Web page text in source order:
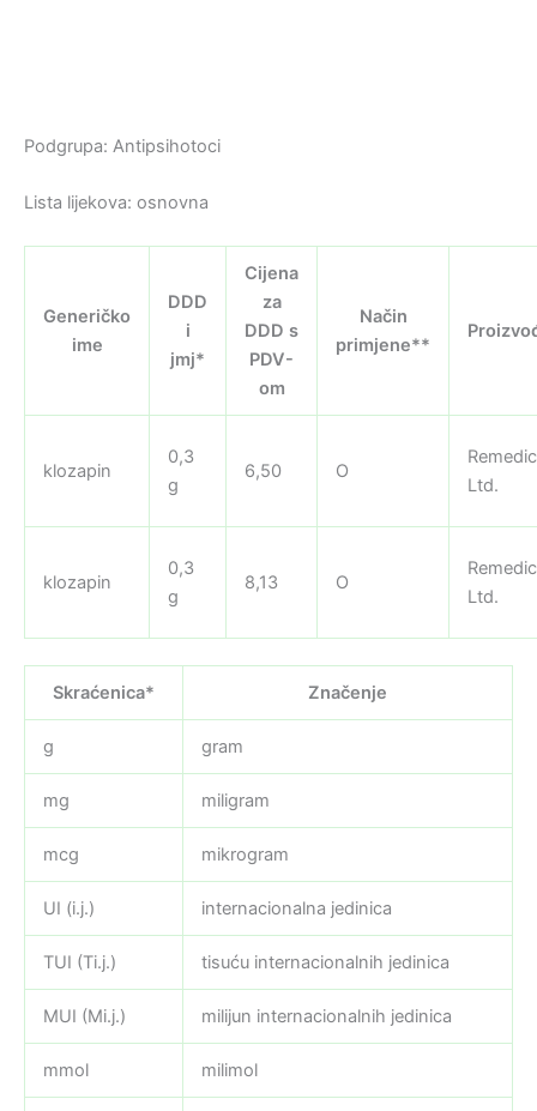
Podgrupa: Antipsihotoci
Lista lijekova: osnovna
Generičko
ime
DDD
i
jmj*
Cijena
za
DDD s
PDV-
om
Način
primjene**
klozapin
0,3
g
6,50 O
Ltd.
klozapin
0,3
g
8,13 O
Ltd.
Skraćenica* Značenje
g gram
mg miligram
mcg mikrogram
UI (i.j.) internacionalna jedinica
TUI (Ti.j.) tisuću internacionalnih jedinica
MUI (Mi.j.) milijun internacionalnih jedinica
mmol milimol